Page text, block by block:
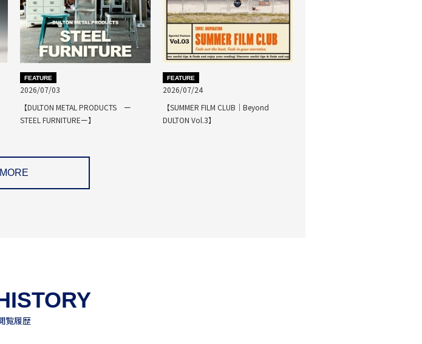
FEATURE
2026/07/03
【DULTON METAL PRODUCTS ー
STEEL FURNITUREー】
FEATURE
2026/07/24
【SUMMER FILM CLUB｜Beyond
DULTON Vol.3】
MORE